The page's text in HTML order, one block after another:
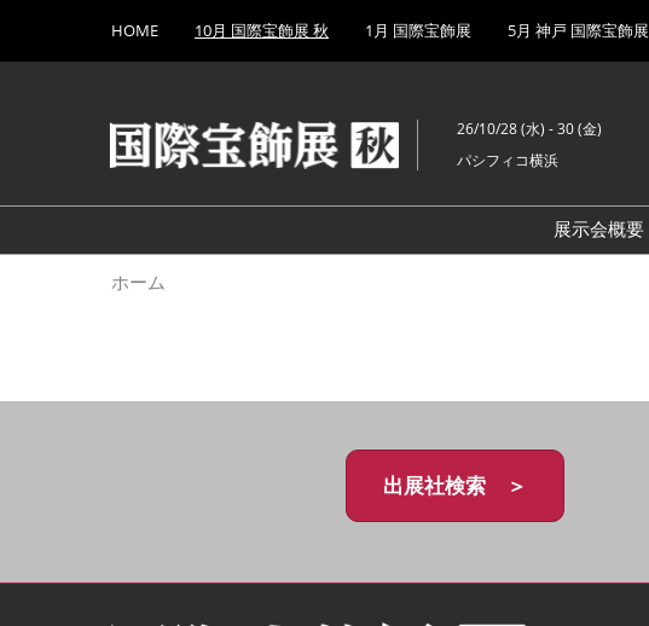
キ
し
て
to
HOME 10月 国際宝飾展 秋 1月 国際宝飾展 5月 神戸 国際宝飾展
26/10/28 (水) - 30 (金)
パシフィコ横浜
展示会概要
ホーム
出展社検索 ＞